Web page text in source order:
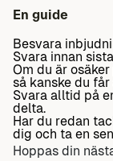
En guide
Besvara
Svara innan
Om du är
så kanske du
Svara alltid på
delta.
Har du redan
dig och ta en
Hoppas din